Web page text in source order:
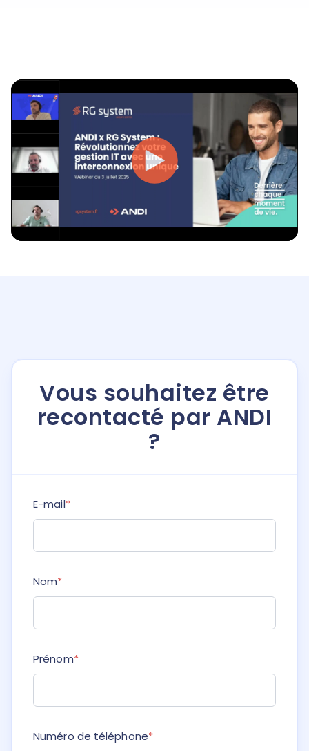
Vous souhaitez être
recontacté par ANDI
?
E-mail*
Nom*
Prénom*
Numéro de téléphone*